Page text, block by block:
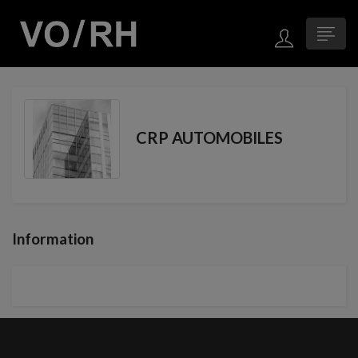
CRP AUTOMOBILES
Information